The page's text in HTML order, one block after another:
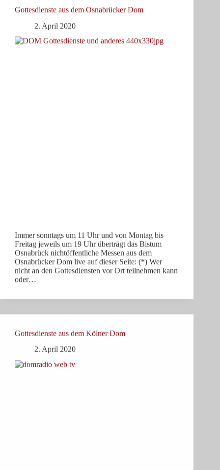
Gottesdienste aus dem Osnabrücker Dom
2. April 2020
Immer sonntags um 11 Uhr und von Montag bis
Freitag jeweils um 19 Uhr überträgt das Bistum
Osnabrück nichtöffentliche Messen aus dem
Osnabrücker Dom live auf dieser Seite: (*) Wer
nicht an den Gottesdiensten vor Ort teilnehmen kann
oder…
Gottesdienste aus dem Kölner Dom
2. April 2020